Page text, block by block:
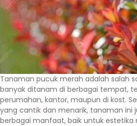
Tanaman pucuk merah adalah salah
banyak ditanam di berbagai tempat,
perumahan, kantor, maupun di kost.
yang cantik dan menarik, tanaman ini
berbagai manfaat, baik untuk estetika